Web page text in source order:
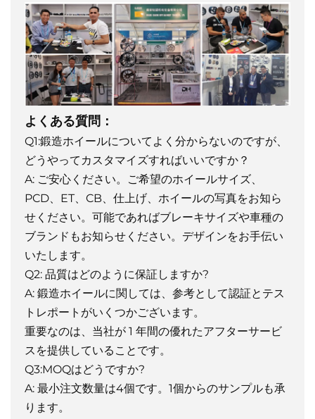
よくある質問：
Q1:鍛造ホイールについてよく分からないのですが、
どうやってカスタマイズすればいいですか？
A: ご安心ください。ご希望のホイールサイズ、
PCD、ET、CB、仕上げ、ホイールの写真をお知ら
せください。可能であればブレーキサイズや車種の
ブランドもお知らせください。デザインをお手伝い
いたします。
Q2: 品質はどのように保証しますか?
A: 鍛造ホイールに関しては、参考として認証とテス
トレポートがいくつかございます。
重要なのは、当社が 1 年間の優れたアフターサービ
スを提供していることです。
Q3:MOQはどうですか?
A: 最小注文数量は4個です。1個からのサンプルも承
ります。